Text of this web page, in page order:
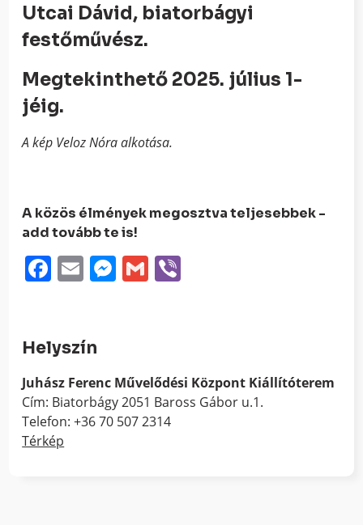
Utcai Dávid, biatorbágyi
festőművész.
Megtekinthető 2025. július 1-
jéig.
A kép Veloz Nóra alkotása.
A közös élmények megosztva teljesebbek -
add tovább te is!
Facebook
EmailMessenger
Gmail
Helyszín
Juhász Ferenc Művelődési Központ Kiállítóterem
Cím: Biatorbágy 2051 Baross Gábor u.1.
Telefon: +36 70 507 2314
Térkép